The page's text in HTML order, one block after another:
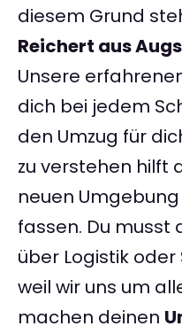
diesem Grund
Reichert aus
Unsere
dich bei jedem
den Umzug für
zu verstehen hilft
neuen
fassen. Du musst
über Logistik
weil wir uns um
machen deinen